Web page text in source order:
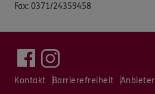
Fax: 0371/24359458
Kontakt Barrierefreiheit Anbieter